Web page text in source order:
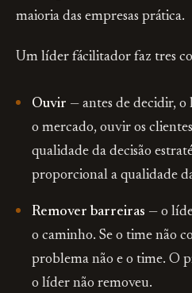
maioria das empresas prática.
Um líder fácilitador faz tres
Ouvir — antes de decidir,
o mercado, ouvir os
qualidade da decisão
proporcional a qualidade
Remover barreiras — o
o caminho. Se o time não
problema não e o time. O
o líder não removeu.